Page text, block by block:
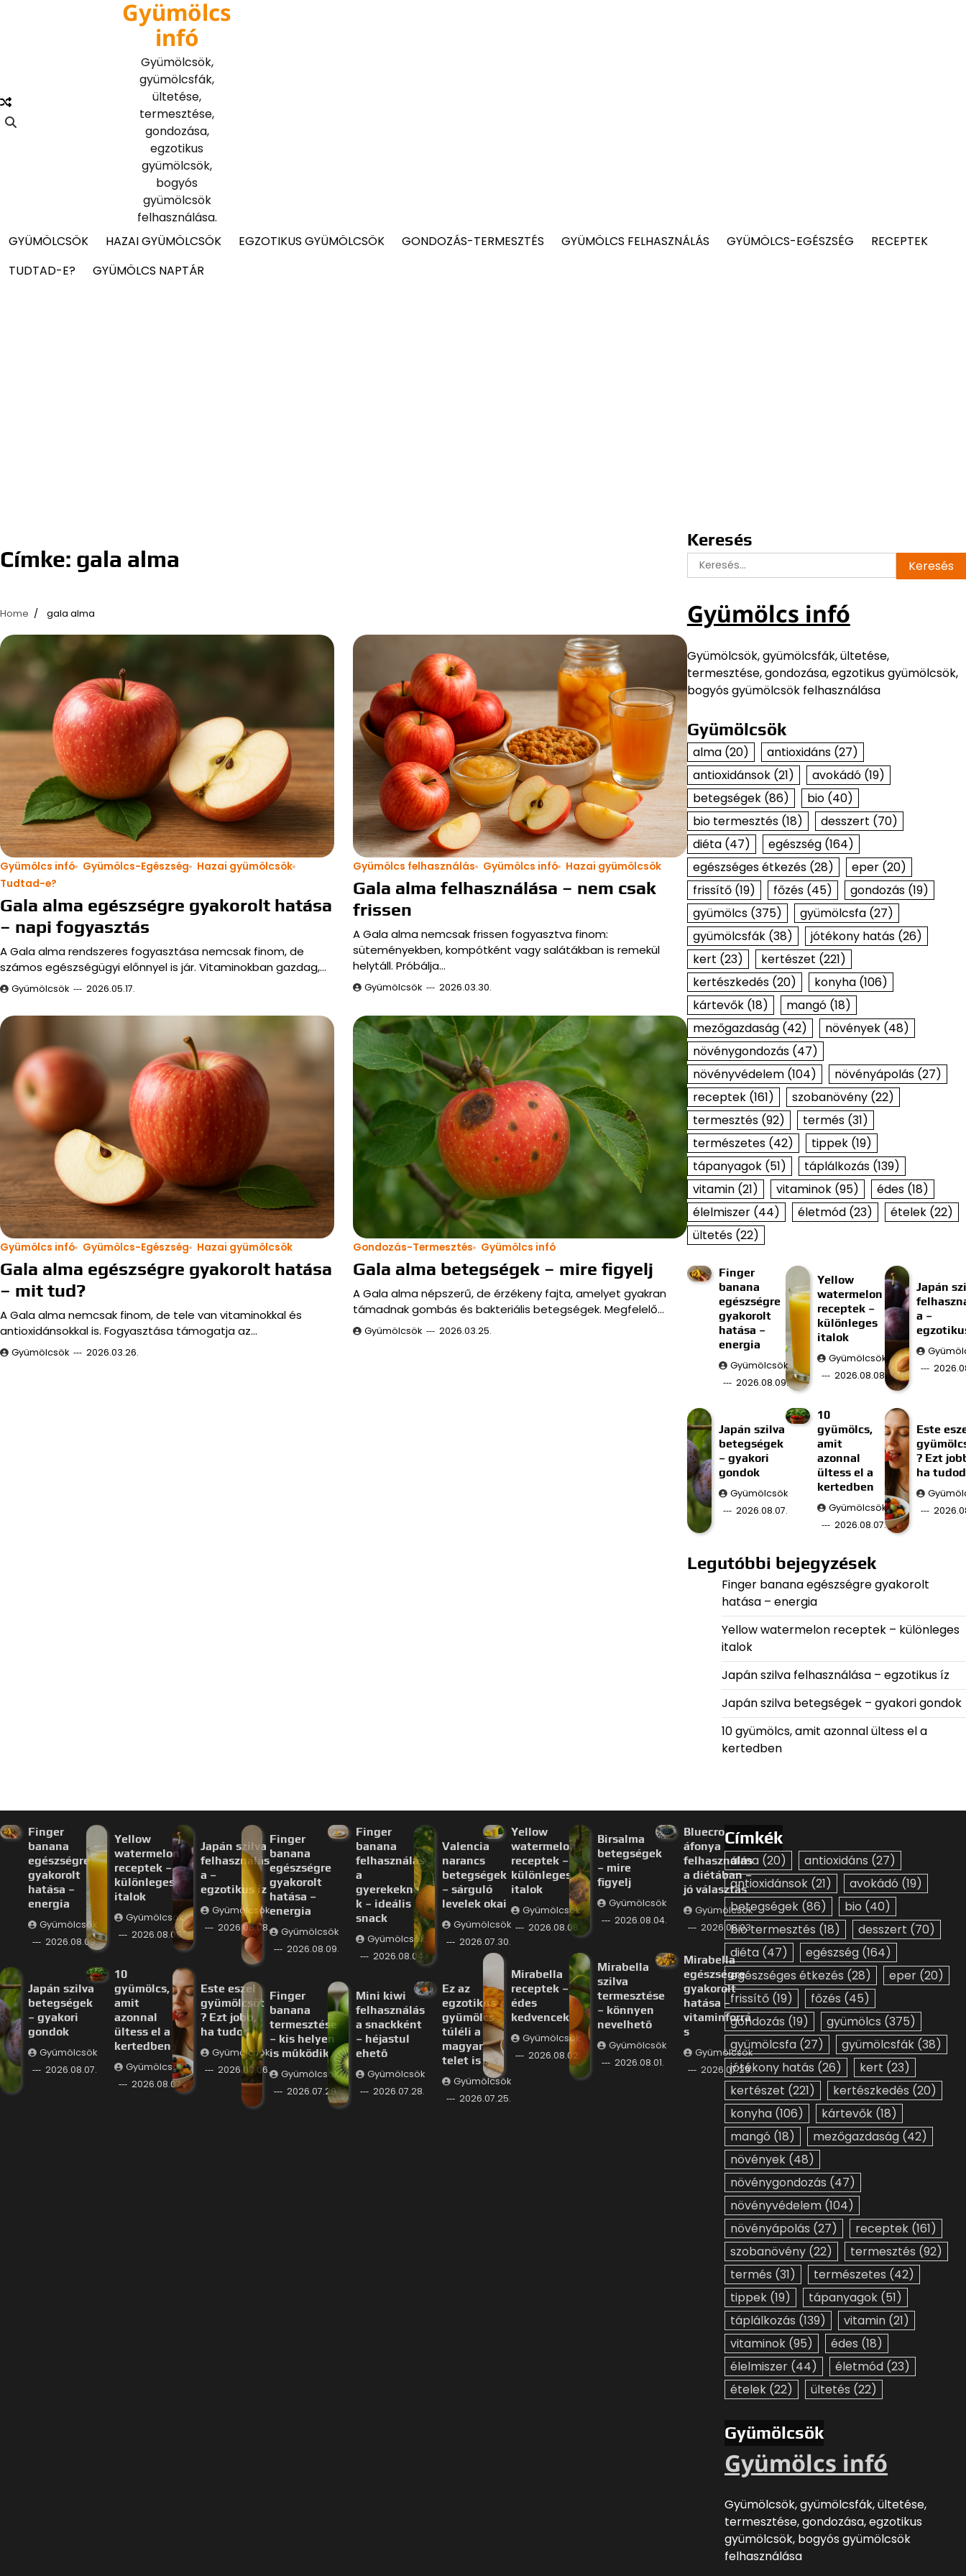
Gyümölcs
infó
Gyümölcsök,
gyümölcsfák,
ültetése,
termesztése,
gondozása,
egzotikus
gyümölcsök,
bogyós
gyümölcsök
felhasználása.
GYÜMÖLCSÖK
HAZAI GYÜMÖLCSÖK EGZOTIKUS GYÜMÖLCSÖK GONDOZÁS-TERMESZTÉS GYÜMÖLCS FELHASZNÁLÁS GYÜMÖLCS-EGÉSZSÉG
RECEPTEK
TUDTAD-E?
GYÜMÖLCS NAPTÁR
Címke: gala alma
Home gala alma
Gyümölcs infó Gyümölcs-Egészség
Hazai gyümölcsök
Tudtad-e?
Gala alma egészségre gyakorolt hatása
– napi fogyasztás
A Gala alma rendszeres fogyasztása nemcsak finom, de
számos egészségügyi előnnyel is jár. Vitaminokban gazdag,…
Gyümölcsök 2026.05.17.
Gyümölcs felhasználás Gyümölcs infó Hazai gyümölcsök
Gala alma felhasználása – nem csak
frissen
A Gala alma nemcsak frissen fogyasztva finom:
süteményekben, kompótként vagy salátákban is remekül
helytáll. Próbálja…
Gyümölcsök 2026.03.30.
Gyümölcs infó Gyümölcs-Egészség Hazai gyümölcsök
Gala alma egészségre gyakorolt hatása
– mit tud?
A Gala alma nemcsak finom, de tele van vitaminokkal és
antioxidánsokkal is. Fogyasztása támogatja az…
Gyümölcsök 2026.03.26.
Gondozás-Termesztés Gyümölcs infó
Gala alma betegségek – mire figyelj
A Gala alma népszerű, de érzékeny fajta, amelyet gyakran
támadnak gombás és bakteriális betegségek. Megfelelő…
Gyümölcsök 2026.03.25.
Keresés
Keresés:
Gyümölcs infó
Gyümölcsök, gyümölcsfák, ültetése,
termesztése, gondozása, egzotikus gyümölcsök,
bogyós gyümölcsök felhasználása
Gyümölcsök
alma(20) antioxidáns(27)
antioxidánsok(21) avokádó(19)
betegségek(86) bio(40)
bio termesztés(18) desszert (70)
diéta(47) egészség(164)
egészséges étkezés(28) eper(20)
frissítő(19) főzés(45) gondozás(19)
gyümölcs(375) gyümölcsfa(27)
gyümölcsfák(38) jótékony hatás(26)
kert (23) kertészet (221)
kertészkedés(20) konyha(106)
kártevők(18) mangó(18)
mezőgazdaság(42) növények(48)
növénygondozás(47)
növényvédelem(104) növényápolás(27)
receptek(161) szobanövény(22)
termesztés(92) termés(31)
természetes(42) tippek(19)
tápanyagok(51) táplálkozás(139)
vitamin(21) vitaminok(95) édes(18)
élelmiszer(44) életmód(23) ételek(22)
ültetés(22)
Finger
banana
egészségre
gyakorolt
hatása –
energia
Gyümölcsök
2026.08.09.
Yellow
watermelon
receptek –
különleges
italok
Gyümölcsök
2026.08.08.
Japán
a –
Japán szilva
betegségek
– gyakori
gondok
Gyümölcsök
2026.08.07.
10
gyümölcs,
amit
azonnal
ültess el a
kertedben
Gyümölcsök
2026.08.07.
Este
? Ezt
ha tudod
Legutóbbi bejegyzések
Finger banana egészségre gyakorolt
hatása – energia
Yellow watermelon receptek – különleges
italok
Japán szilva felhasználása – egzotikus íz
Japán szilva betegségek – gyakori gondok
10 gyümölcs, amit azonnal ültess el a
kertedben
Finger
banana
egészségre
gyakorolt
hatása –
energia
Gyümölcsök
2026.08.09.
Yellow
watermelon
receptek –
különleges
italok
Gyümölcsök
2026.08.08.
Japán szilva
felhasználás
a –
egzotikus íz
Gyümölcsök
2026.08.08.
Japán szilva
betegségek
– gyakori
gondok
Gyümölcsök
2026.08.07.
10
gyümölcs,
amit
azonnal
ültess el a
kertedben
Gyümölcsök
2026.08.07.
Este eszel
gyümölcsöt
? Ezt jobb,
ha tudod
Gyümölcsök
2026.08.06.
Finger
banana
egészségre
gyakorolt
hatása –
energia
Gyümölcsök
2026.08.09.
Finger
banana
felhasználás
a
gyerekekne
k – ideális
snack
Gyümölcsök
2026.08.04.
Valencia
narancs
betegségek
– sárguló
levelek okai
Gyümölcsök
2026.07.30.
Finger
banana
termesztése
– kis helyen
is működik
Gyümölcsök
2026.07.29.
Mini kiwi
felhasználás
a snackként
– héjastul
ehető
Gyümölcsök
2026.07.28.
Ez az
egzotikus
gyümölcs
túléli a
magyar
telet is
Gyümölcsök
2026.07.25.
Yellow
watermelon
receptek –
különleges
italok
Gyümölcsök
2026.08.08.
Birsalma
betegségek
– mire
figyelj
Gyümölcsök
2026.08.04.
Bluecrop
áfonya
felhasználás
a diétában –
jó választás
Gyümölcsök
2026.08.03.
Mirabella
receptek –
édes
kedvencek
Gyümölcsök
2026.08.02.
Mirabella
szilva
termesztése
– könnyen
nevelhető
Gyümölcsök
2026.08.01.
Mirabella
egészségre
gyakorolt
hatása –
vitaminforrá
s
Gyümölcsök
2026.07.29.
Címkék
alma (20) antioxidáns (27)
antioxidánsok (21) avokádó (19)
betegségek (86) bio (40)
bio termesztés (18) desszert (70)
diéta (47) egészség (164)
egészséges étkezés (28) eper (20)
frissítő (19) főzés (45)
gondozás (19) gyümölcs (375)
gyümölcsfa (27) gyümölcsfák (38)
jótékony hatás (26) kert (23)
kertészet (221) kertészkedés (20)
konyha (106) kártevők (18)
mangó (18) mezőgazdaság (42)
növények (48)
növénygondozás (47)
növényvédelem (104)
növényápolás (27) receptek (161)
szobanövény (22) termesztés (92)
termés (31) természetes (42)
tippek (19) tápanyagok (51)
táplálkozás (139) vitamin (21)
vitaminok (95) édes (18)
élelmiszer (44) életmód (23)
ételek (22) ültetés (22)
Gyümölcsök
Gyümölcs infó
Gyümölcsök, gyümölcsfák, ültetése,
termesztése, gondozása, egzotikus
gyümölcsök, bogyós gyümölcsök
felhasználása